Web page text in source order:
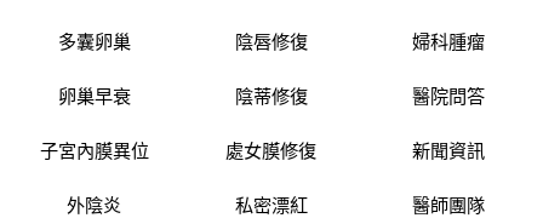
多囊卵巢
卵巢早衰
子宮內膜異位
外陰炎
陰唇修復
陰蒂修復
處女膜修復
私密漂紅
婦科腫瘤
醫院問答
新聞資訊
醫師團隊